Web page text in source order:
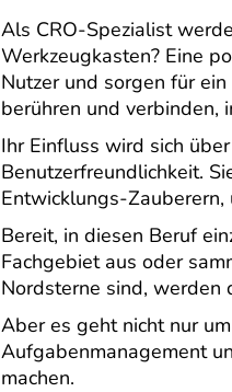
Als CRO-Spezialist
Werkzeugkasten? Eine
Nutzer und sorgen für
berühren und verbinden,
Ihr Einfluss wird sich
Benutzerfreundlichkeit.
Entwicklungs-
Bereit, in diesen Beruf
Fachgebiet aus oder
Nordsterne sind, werden
Aber es geht nicht nur
Aufgabenmanagement
machen.